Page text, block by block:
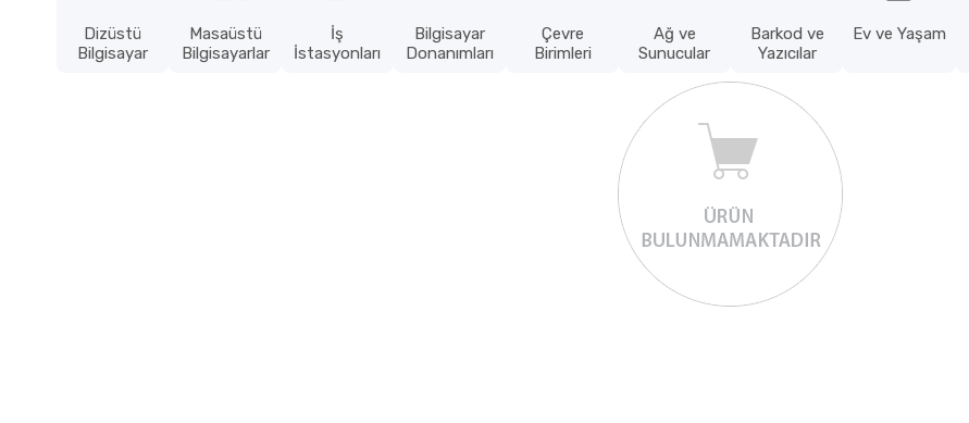
Dizüstü
Bilgisayar
Masaüstü
Bilgisayarlar
İş
İstasyonları
Bilgisayar
Donanımları
Çevre
Birimleri
Ağ ve
Sunucular
Barkod ve
Yazıcılar
Ev ve Yaşam